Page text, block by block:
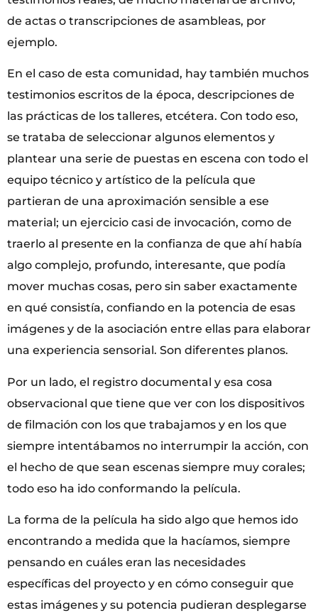
de actas o transcripciones de asambleas, por
ejemplo.
En el caso de esta comunidad, hay también muchos
testimonios escritos de la época, descripciones de
las prácticas de los talleres, etcétera. Con todo eso,
se trataba de seleccionar algunos elementos y
plantear una serie de puestas en escena con todo el
equipo técnico y artístico de la película que
partieran de una aproximación sensible a ese
material; un ejercicio casi de invocación, como de
traerlo al presente en la confianza de que ahí había
algo complejo, profundo, interesante, que podía
mover muchas cosas, pero sin saber exactamente
en qué consistía, confiando en la potencia de esas
imágenes y de la asociación entre ellas para elaborar
una experiencia sensorial. Son diferentes planos.
Por un lado, el registro documental y esa cosa
observacional que tiene que ver con los dispositivos
de filmación con los que trabajamos y en los que
siempre intentábamos no interrumpir la acción, con
el hecho de que sean escenas siempre muy corales;
todo eso ha ido conformando la película.
La forma de la película ha sido algo que hemos ido
encontrando a medida que la hacíamos, siempre
pensando en cuáles eran las necesidades
específicas del proyecto y en cómo conseguir que
estas imágenes y su potencia pudieran desplegarse